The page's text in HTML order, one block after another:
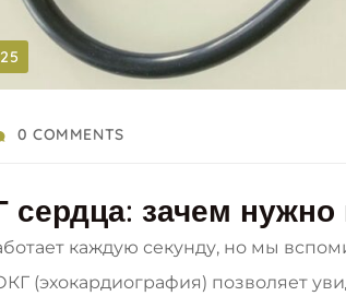
0 COMMENTS
сердца: зачем нужно
каждую секунду, но мы
(эхокардиография) позволяет